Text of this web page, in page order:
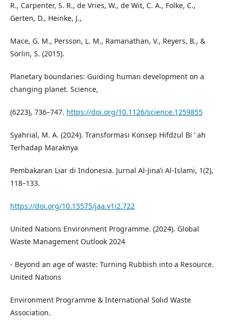
R., Carpenter, S. R., de Vries, W., de Wit, C. A., Folke, C.,
Gerten, D., Heinke, J.,
Mace, G. M., Persson, L. M., Ramanathan, V., Reyers, B., &
Sörlin, S. (2015).
Planetary boundaries: Guiding human development on a
changing planet. Science,
(6223), 736–747. https://doi.org/10.1126/science.1259855
Syahrial, M. A. (2024). Transformasi Konsep Hifdzul Bi ’ ah
Terhadap Maraknya
Pembakaran Liar di Indonesia. Jurnal Al-Jina’i Al-Islami, 1(2),
118–133.
https://doi.org/10.15575/jaa.v1i2.722
United Nations Environment Programme. (2024). Global
Waste Management Outlook 2024
- Beyond an age of waste: Turning Rubbish into a Resource.
United Nations
Environment Programme & International Solid Waste
Association.